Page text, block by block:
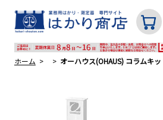
カテゴリから探す
ホーム オーハウス(OHAUS) コラムキ